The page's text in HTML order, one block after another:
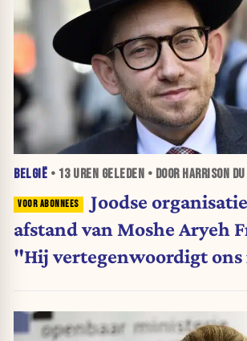
BELGIË • 13 UREN GELEDEN • DOOR HARRISON
Joodse
afstand van Moshe Aryeh
"Hij vertegenwoordigt